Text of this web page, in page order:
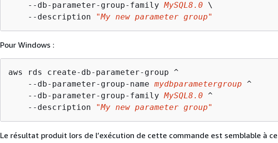
    --db-parameter-group-family
MySQL8.0 \
    --description
"My new parameter group"
Pour Windows :
aws rds create-db-parameter-group ^
    --db-parameter-group-name
mydbparametergroup ^
    --db-parameter-group-family
MySQL8.0 ^
    --description
"My new parameter group"
Le résultat produit lors de l’exécution de cette commande est semblable à